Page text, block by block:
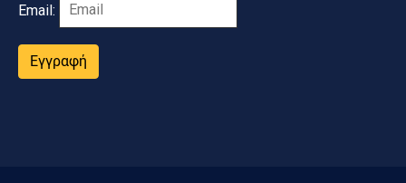
Email:
Εγγραφή